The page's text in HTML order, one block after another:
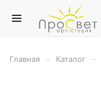
Главная Каталог